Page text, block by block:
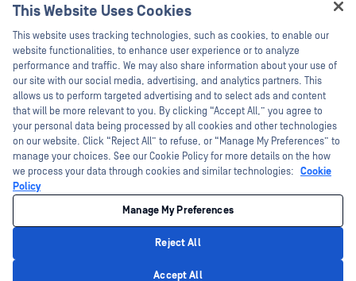
Műszaki dokumentáció
Képzések
Biztonsági sebezhetőségi program
Partnerek
Tanúsítvány
Technológiai partnerek
Channel partner program
Fehér könyvek
©2026 OPSWAT . Minden jog fenntartva. OPSWAT, MetaDefender, Metascan,
MetaAccess, az OPSWAT , Trust no File. Trust No Device., OPSWAT , Protecting the
World's Critical Infrastructure, Deep CDR™ Technology, InQuest, az InQuest logó,
DFI, RetroHunt, Deep File Inspection és Join the Hunt az OPSWAT védjegyei. A
harmadik felek védjegyei a megfelelő tulajdonosok tulajdonát képezik.
Cookie beállítások kezelése
This Website Uses Cookies
This website uses tracking technologies, such as cookies, to enable our
website functionalities, to enhance user experience or to analyze
performance and traffic. We may also share information about your use of
our site with our social media, advertising, and analytics partners. This
allows us to perform targeted advertising and to select ads and content
that will be more relevant to you. By clicking “Accept All,” you agree to
your personal data being processed by all cookies and other technologies
on our website. Click “Reject All” to refuse, or “Manage My Preferences” to
manage your choices. See our Cookie Policy for more details on the how
we process your data through cookies and similar technologies: Cookie
Policy
Manage My Preferences
Reject All
Accept All
Hey there!
I'm Ozzy, your OPSWAT virtual assistant.
How can I help you secure what's critical
today?